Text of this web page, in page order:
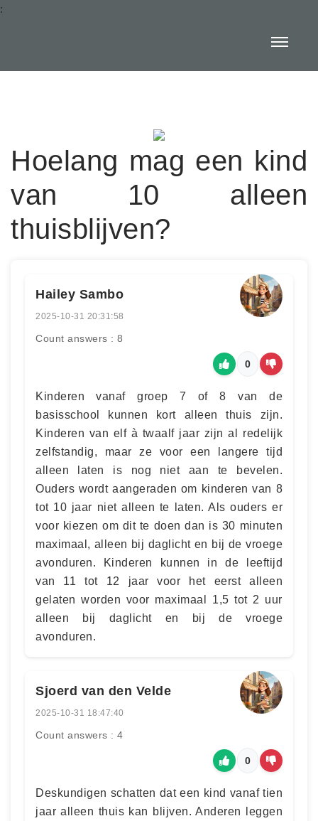
:
Hoelang mag een kind
van 10 alleen
thuisblijven?
Hailey Sambo
2025-10-31 20:31:58
Count answers : 8
0
Kinderen vanaf groep 7 of 8 van de
basisschool kunnen kort alleen thuis zijn.
Kinderen van elf à twaalf jaar zijn al redelijk
zelfstandig, maar ze voor een langere tijd
alleen laten is nog niet aan te bevelen.
Ouders wordt aangeraden om kinderen van 8
tot 10 jaar niet alleen te laten. Als ouders er
voor kiezen om dit te doen dan is 30 minuten
maximaal, alleen bij daglicht en bij de vroege
avonduren. Kinderen kunnen in de leeftijd
van 11 tot 12 jaar voor het eerst alleen
gelaten worden voor maximaal 1,5 tot 2 uur
alleen bij daglicht en bij de vroege
avonduren.
Sjoerd van den Velde
2025-10-31 18:47:40
Count answers : 4
0
Deskundigen schatten dat een kind vanaf tien
jaar alleen thuis kan blijven. Anderen leggen